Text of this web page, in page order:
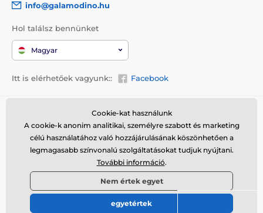
info@galamodino.hu
Hol találsz bennünket
Magyar
Itt is elérhetőek vagyunk:: Facebook
Vásárlási információk
Általános szerződési
feltételek
Visszaküldés és reklamáció
Adatvédelem
Kik vagyunk
Rólunk
Elérhetőségek
Együttműködés a
Galamodinóval
Cookie-kat használunk
A cookie-k anonim analitikai, személyre szabott és marketing
célú használatához való hozzájárulásának köszönhetően a
legmagasabb színvonalú szolgáltatásokat tudjuk nyújtani.
További információ.
Nem értek egyet
egyetértek